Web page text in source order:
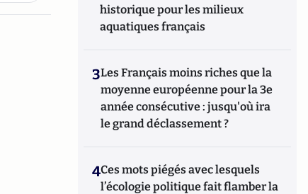
historique pour les milieux
aquatiques français
3Les Français moins riches que la
moyenne européenne pour la 3e
année consécutive : jusqu'où ira
le grand déclassement ?
4Ces mots piégés avec lesquels
l’écologie politique fait flamber la